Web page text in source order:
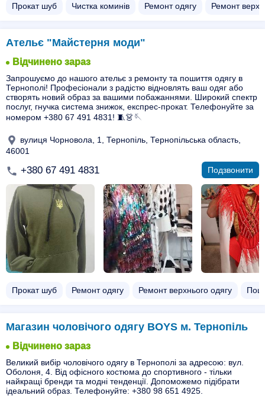
Прокат шуб Чистка коминів Ремонт одягу Ремонт
Ательє "Майстерня моди"
Відчинено зараз
Запрошуємо до нашого ательє з ремонту та пошиття одягу в
Тернополі! Професіонали з радістю відновлять ваш одяг або
створять новий образ за вашими побажаннями. Широкий спектр
послуг, гнучка система знижок, експрес-прокат. Телефонуйте за
номером +380 67 491 4831! 🧵👗🪡
вулиця Чорновола, 1, Тернопіль, Тернопільська область,
46001
+380 67 491 4831 Подзвонити
Прокат шуб Ремонт одягу Ремонт верхнього одягу
Магазин чоловічого одягу BOYS м. Тернопіль
Відчинено зараз
Великий вибір чоловічого одягу в Тернополі за адресою: вул.
Оболоня, 4. Від офісного костюма до спортивного - тільки
найкращі бренди та модні тенденції. Допоможемо підібрати
ідеальний образ. Телефонуйте: +380 98 651 4925.